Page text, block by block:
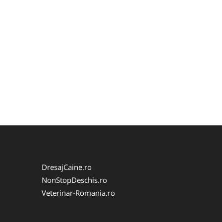
DresajCaine.ro
NonStopDeschis.ro
Veterinar-Romania.ro